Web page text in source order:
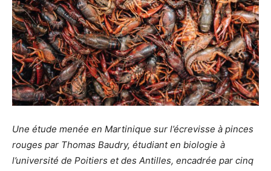
Une étude menée en Martinique sur l’écrevisse à pinces
rouges par Thomas Baudry, étudiant en biologie à
l’université de Poitiers et des Antilles, encadrée par cinq